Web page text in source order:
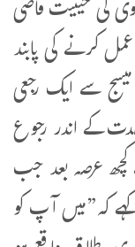
کی حیثیت قاضی
کرنے کی پابند
سے ایک رجعی
کے اندر رجوع
کچھ عرصہ بعد جب
کہ”میں آپ کو